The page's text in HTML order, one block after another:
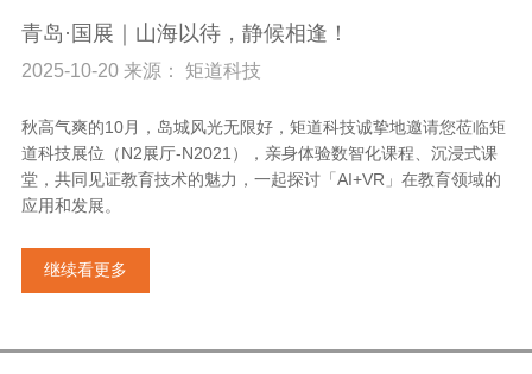
青岛·国展｜山海以待，静候相逢！
2025-10-20 来源： 矩道科技
秋高气爽的10月，岛城风光无限好，矩道科技诚挚地邀请您莅临矩
道科技展位（N2展厅-N2021），亲身体验数智化课程、沉浸式课
堂，共同见证教育技术的魅力，一起探讨「AI+VR」在教育领域的
应用和发展。
继续看更多